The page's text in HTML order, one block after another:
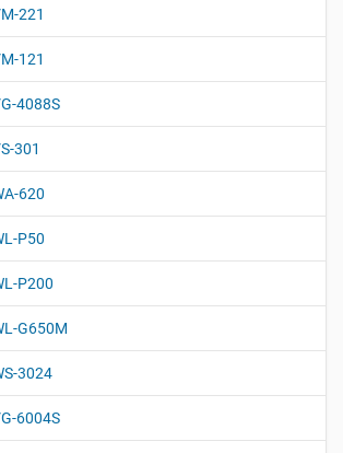
221
121
4088S
301
620
P50
P200
G650M
3024
6004S